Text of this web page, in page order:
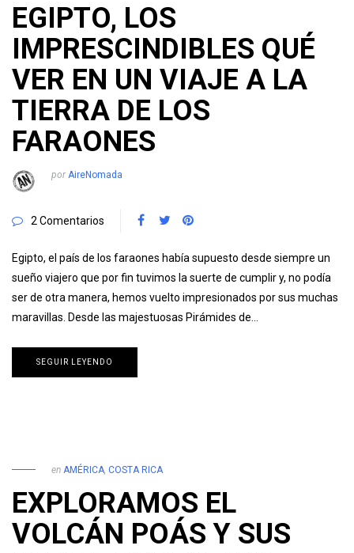
EGIPTO, LOS
IMPRESCINDIBLES QUÉ
VER EN UN VIAJE A LA
TIERRA DE LOS
FARAONES
por AireNomada
2 Comentarios
Egipto, el país de los faraones había supuesto desde siempre un
sueño viajero que por fin tuvimos la suerte de cumplir y, no podía
ser de otra manera, hemos vuelto impresionados por sus muchas
maravillas. Desde las majestuosas Pirámides de…
SEGUIR LEYENDO
en AMÉRICA COSTA RICA
EXPLORAMOS EL
VOLCÁN POÁS Y SUS